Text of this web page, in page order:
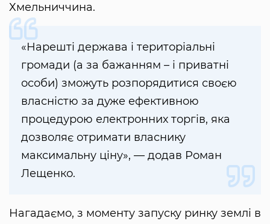
Хмельниччина.
«Нарешті держава і територіальні
громади (а за бажанням – і приватні
особи) зможуть розпорядитися своєю
власністю за дуже ефективною
процедурою електронних торгів, яка
дозволяє отримати власнику
максимальну ціну», — додав Роман
Лещенко.
Нагадаємо, з моменту запуску ринку землі в